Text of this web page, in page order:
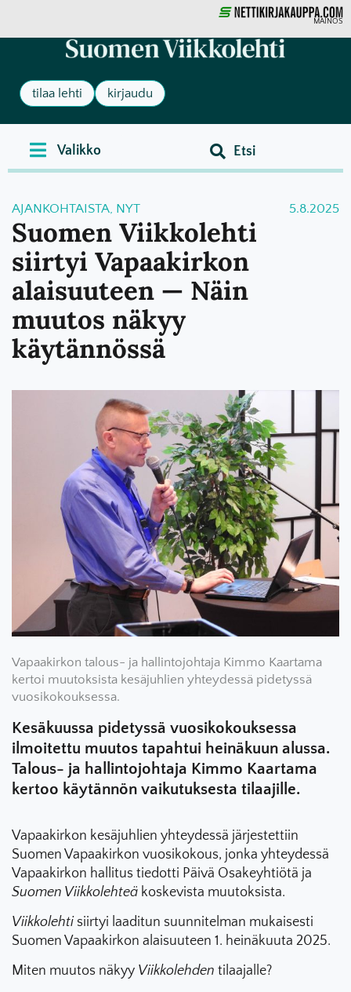
MAINOS
tilaa lehti kirjaudu
AJANKOHTAISTA, NYT 5.8.2025
Suomen Viikkolehti
siirtyi Vapaakirkon
alaisuuteen — Näin
muutos näkyy
käytännössä
Vapaakirkon talous- ja hallintojohtaja Kimmo Kaartama
kertoi muutoksista kesäjuhlien yhteydessä pidetyssä
vuosikokouksessa.
Kesäkuussa pidetyssä vuosikokouksessa
ilmoitettu muutos tapahtui heinäkuun alussa.
Talous- ja hallintojohtaja Kimmo Kaartama
kertoo käytännön vaikutuksesta tilaajille.
Vapaakirkon kesäjuhlien yhteydessä järjestettiin
Suomen Vapaakirkon vuosikokous, jonka yhteydessä
Vapaakirkon hallitus tiedotti Päivä Osakeyhtiötä ja
Suomen Viikkolehteä koskevista muutoksista.
Viikkolehtisiirtyi laaditun suunnitelman mukaisesti
Suomen Vapaakirkon alaisuuteen 1. heinäkuuta 2025.
Miten muutos näkyy Viikkolehden tilaajalle?